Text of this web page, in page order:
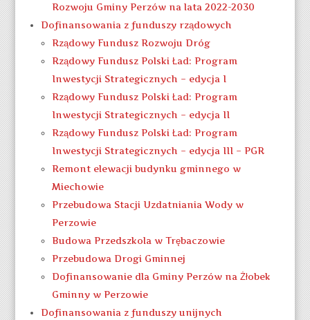
Rozwoju Gminy Perzów na lata 2022-2030
Dofinansowania z funduszy rządowych
Rządowy Fundusz Rozwoju Dróg
Rządowy Fundusz Polski Ład: Program
Inwestycji Strategicznych – edycja I
Rządowy Fundusz Polski Ład: Program
Inwestycji Strategicznych – edycja II
Rządowy Fundusz Polski Ład: Program
Inwestycji Strategicznych – edycja III – PGR
Remont elewacji budynku gminnego w
Miechowie
Przebudowa Stacji Uzdatniania Wody w
Perzowie
Budowa Przedszkola w Trębaczowie
Przebudowa Drogi Gminnej
Dofinansowanie dla Gminy Perzów na Żłobek
Gminny w Perzowie
Dofinansowania z funduszy unijnych